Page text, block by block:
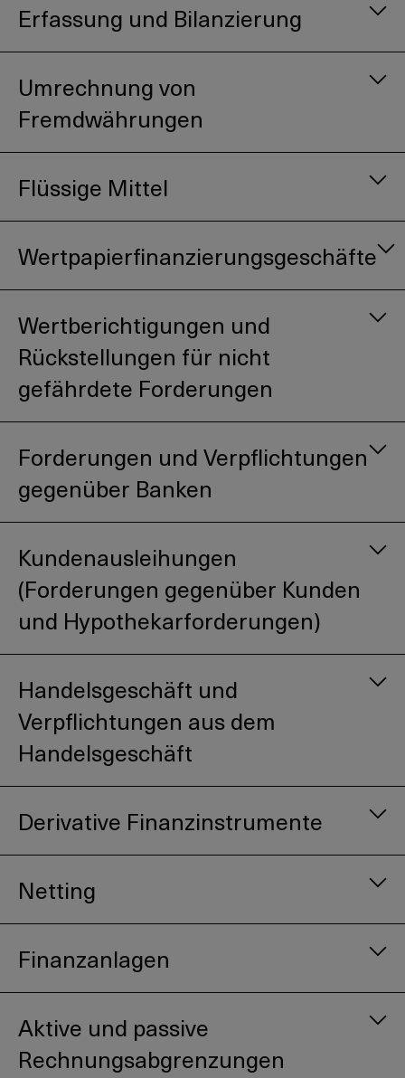
Erfassung und Bilanzierung
Umrechnung von
Fremdwährungen
Flüssige Mittel
Wertpapierfinanzierungsgeschäfte
Wertberichtigungen und
Rückstellungen für nicht
gefährdete Forderungen
Forderungen und Verpflichtungen
gegenüber Banken
Kundenausleihungen
(Forderungen gegenüber Kunden
und Hypothekarforderungen)
Handelsgeschäft und
Verpflichtungen aus dem
Handelsgeschäft
Derivative Finanzinstrumente
Netting
Finanzanlagen
Aktive und passive
Rechnungsabgrenzungen